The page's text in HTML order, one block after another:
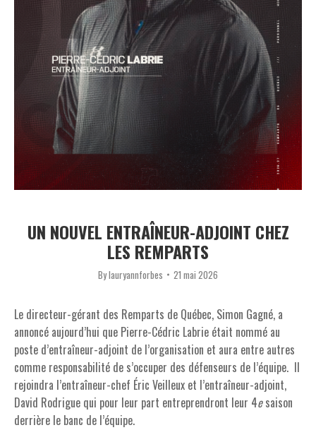
UN NOUVEL ENTRAÎNEUR-ADJOINT CHEZ
LES REMPARTS
Bylauryannforbes 21 mai 2026
Le directeur-gérant des Remparts de Québec, Simon Gagné, a
annoncé aujourd’hui que Pierre-Cédric Labrie était nommé au
poste d’entraîneur-adjoint de l’organisation et aura entre autres
comme responsabilité de s’occuper des défenseurs de l’équipe. Il
rejoindra l’entraîneur-chef Éric Veilleux et l’entraîneur-adjoint,
David Rodrigue qui pour leur part entreprendront leur 4esaison
derrière le banc de l’équipe.